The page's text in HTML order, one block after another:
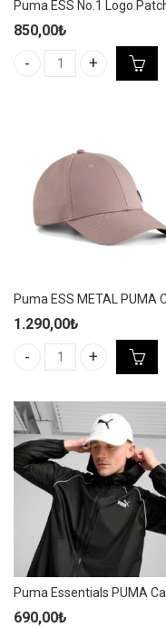
850,00₺
Puma ESS No.1 Logo
1.290,00₺
Puma ESS METAL
690,00₺